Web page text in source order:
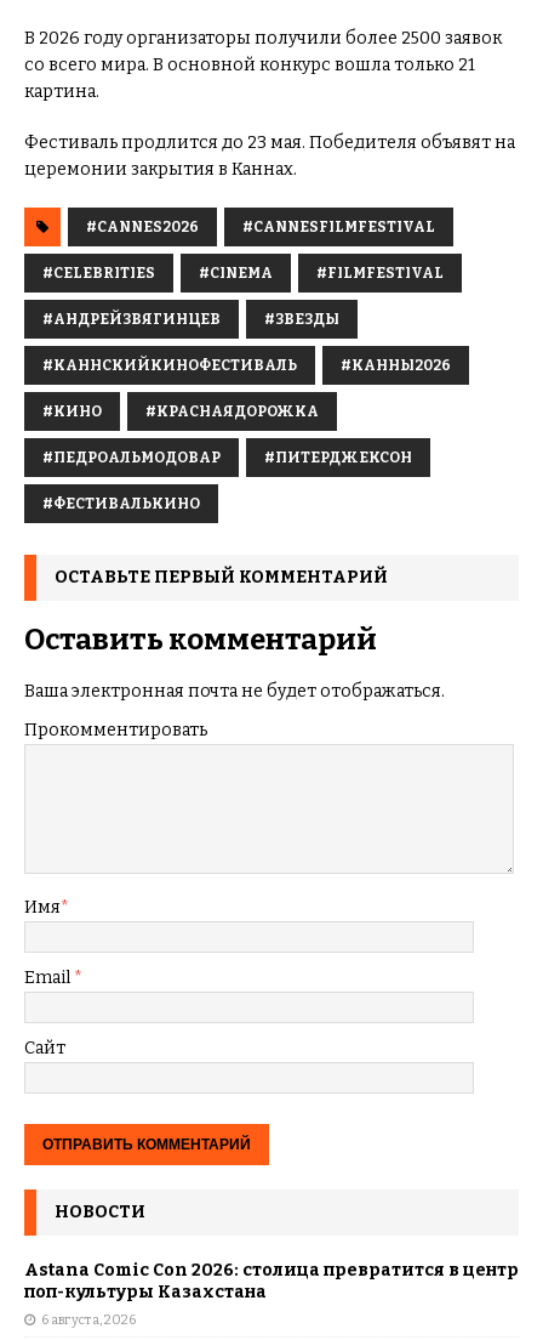
В 2026 году организаторы получили более 2500 заявок
со всего мира. В основной конкурс вошла только 21
картина.
Фестиваль продлится до 23 мая. Победителя объявят на
церемонии закрытия в Каннах.
#CANNES2026 #CANNESFILMFESTIVAL
#CELEBRITIES #CINEMA #FILMFESTIVAL
#АНДРЕЙЗВЯГИНЦЕВ #ЗВЕЗДЫ
#КАННСКИЙКИНОФЕСТИВАЛЬ #КАННЫ2026
#КИНО #КРАСНАЯДОРОЖКА
#ПЕДРОАЛЬМОДОВАР #ПИТЕРДЖЕКСОН
#ФЕСТИВАЛЬКИНО
ОСТАВЬТЕ ПЕРВЫЙ КОММЕНТАРИЙ
Оставить комментарий
Ваша электронная почта не будет отображаться.
Прокомментировать
Имя*
Email *
Сайт
НОВОСТИ
Astana Comic Con 2026: столица превратится в центр
поп-культуры Казахстана
6 августа, 2026